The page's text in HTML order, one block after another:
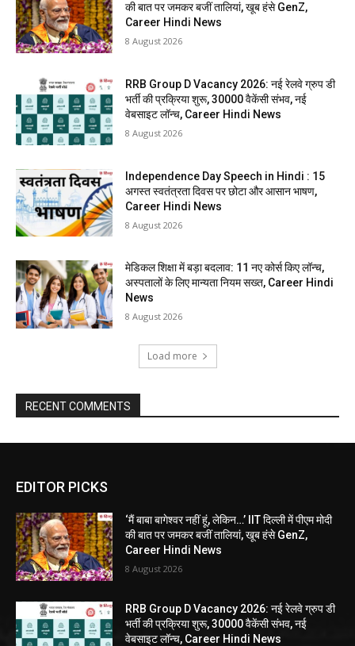
की बात पर जमकर बजीं तालियां, खूब हंसे GenZ,
Career Hindi News
8 August 2026
RRB Group D Vacancy 2026: नई रेलवे ग्रुप डी
भर्ती की प्रक्रिया शुरू, 30000 वैकेंसी संभव, नई
वेबसाइट लॉन्च, Career Hindi News
8 August 2026
Independence Day Speech in Hindi : 15
अगस्त स्वतंत्रता दिवस पर छोटा और आसान भाषण,
Career Hindi News
8 August 2026
मेडिकल शिक्षा में बड़ा बदलाव: 11 नए कोर्स किए लॉन्च,
अस्पतालों के लिए मान्यता नियम सख्त, Career Hindi
News
8 August 2026
Load more
RECENT COMMENTS
EDITOR PICKS
‘मैं बाबा बागेश्वर नहीं हूं, लेकिन…’ IIT दिल्ली में पीएम मोदी
की बात पर जमकर बजीं तालियां, खूब हंसे GenZ,
Career Hindi News
8 August 2026
RRB Group D Vacancy 2026: नई रेलवे ग्रुप डी
भर्ती की प्रक्रिया शुरू, 30000 वैकेंसी संभव, नई
वेबसाइट लॉन्च, Career Hindi News